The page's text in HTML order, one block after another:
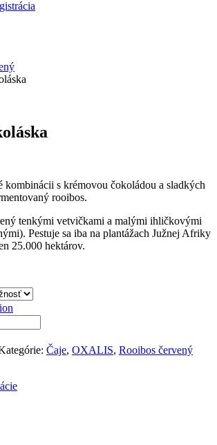
s krémovou čokoládou a sladkých
rooibos.
tenkými vetvičkami a malými ihličkovými
Pestuje sa iba na plantážach Južnej Afriky
25.000 hektárov.
Čaje, OXALIS, Rooibos červený